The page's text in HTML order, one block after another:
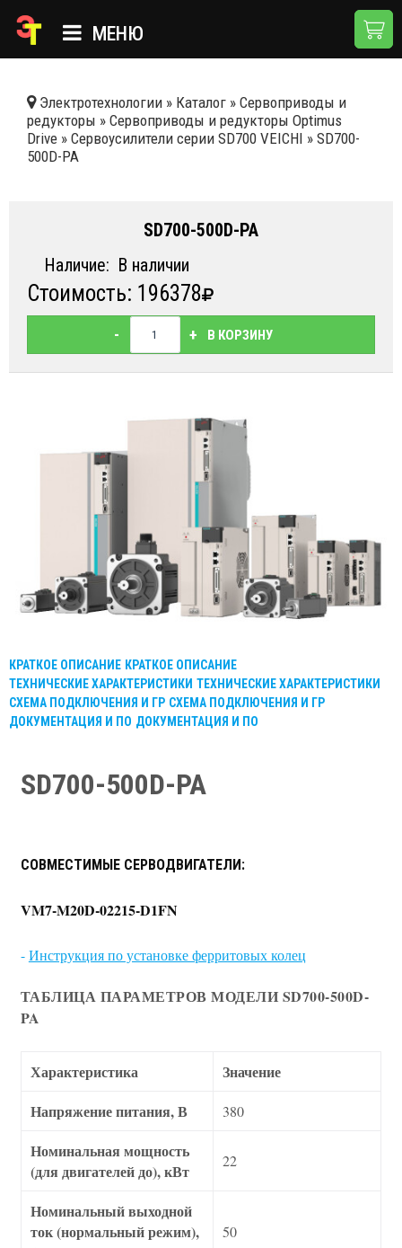
МЕНЮ
КАТАЛОГ
О КОМПАНИИ
ДОСТАВКА И ОПЛАТА
КОНТАКТЫ
Электротехнологии » Каталог » Сервоприводы и
редукторы » Сервоприводы и редукторы Optimus
Drive » Сервоусилители серии SD700 VEICHI » SD700-
500D-PA
SD700-500D-PA
Наличие: В наличии
Стоимость: 196378
- + В КОРЗИНУ
КРАТКОЕ ОПИСАНИЕ КРАТКОЕ ОПИСАНИЕ
ТЕХНИЧЕСКИЕ ХАРАКТЕРИСТИКИ ТЕХНИЧЕСКИЕ ХАРАКТЕРИСТИКИ
СХЕМА ПОДКЛЮЧЕНИЯ И ГР СХЕМА ПОДКЛЮЧЕНИЯ И ГР
ДОКУМЕНТАЦИЯ И ПО ДОКУМЕНТАЦИЯ И ПО
SD700-500D-PA
СОВМЕСТИМЫЕ СЕРВОДВИГАТЕЛИ:
VM7-M20D-02215-D1FN
-Инструкция по установке ферритовых колец
ТАБЛИЦА ПАРАМЕТРОВ МОДЕЛИ SD700-500D-
PA
Характеристика
Значение
Напряжение питания, В
380
Номинальная мощность
(для двигателей до), кВт
22
Номинальный выходной
ток (нормальный режим),
50